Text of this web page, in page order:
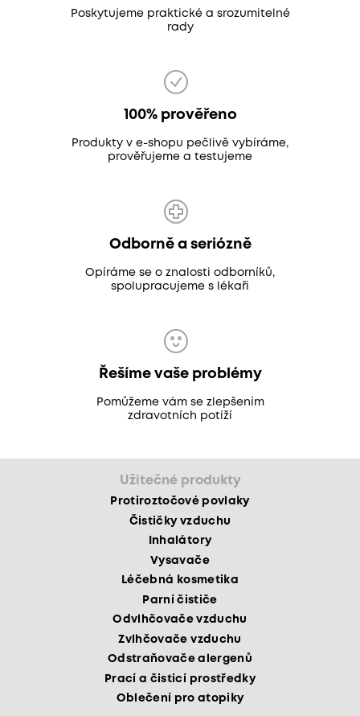
Poskytujeme praktické a srozumitelné
rady
100% prověřeno
Produkty v e-shopu pečlivě vybíráme,
prověřujeme a testujeme
Odborně a seriózně
Opíráme se o znalosti odborníků,
spolupracujeme s lékaři
Řešíme vaše problémy
Pomůžeme vám se zlepšením
zdravotních potíží
Užitečné produkty
Protiroztočové povlaky
Čističky vzduchu
Inhalátory
Vysavače
Léčebná kosmetika
Parní čističe
Odvlhčovače vzduchu
Zvlhčovače vzduchu
Odstraňovače alergenů
Prací a čisticí prostředky
Oblečení pro atopiky